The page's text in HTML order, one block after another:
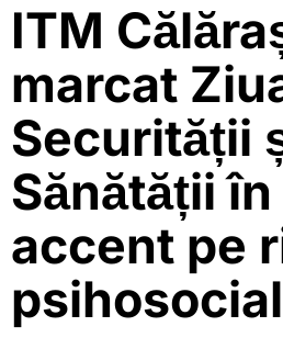
ITM
marcat
Securității
Sănătății
accent pe